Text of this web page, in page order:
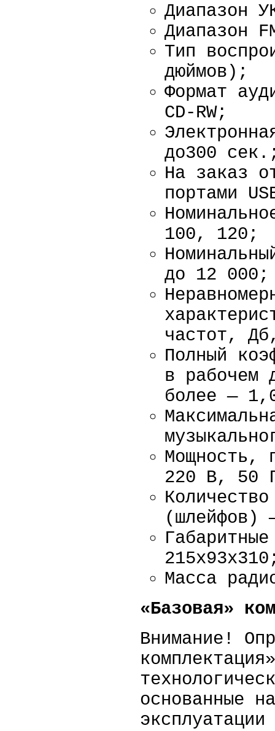
Диапазон
Диапазон
Тип
дюймов);
Формат
CD-RW;
до300
На заказ
портами
100, 120;
до 12 000;
частот,
Полный
в рабочем
более —
Мощность,
220 В, 50
(шлейфов)
Масса
«Базовая»
Внимание!
основанные